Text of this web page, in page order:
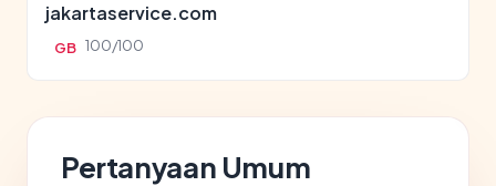
jakartaservice.com
GB 100/100
Pertanyaan Umum